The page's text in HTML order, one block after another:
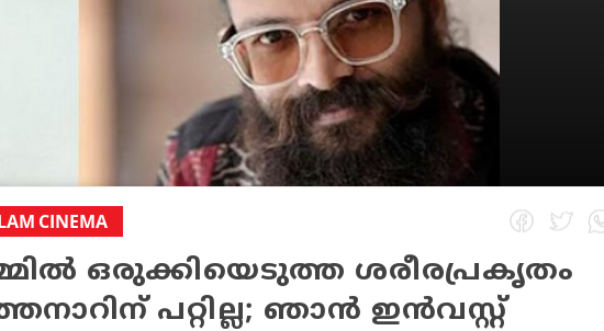
CINEMA
ഒരുക്കിയെടുത്ത ശരീരപ്രകൃതം
പറ്റില്ല; ഞാന്‍ ഇന്‍വസ്റ്റ്